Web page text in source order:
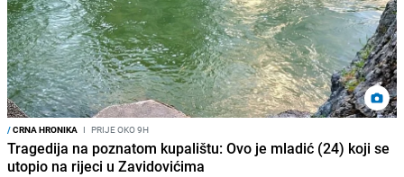
/CRNA HRONIKA I PRIJE OKO 9H
Tragedija na poznatom kupalištu: Ovo je mladić (24) koji se
utopio na rijeci u Zavidovićima